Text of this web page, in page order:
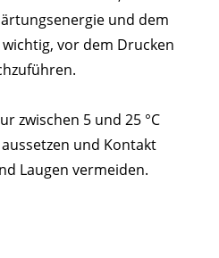
und dem
vor dem Drucken
zwischen 5 und 25 °C
und Kontakt
Laugen vermeiden.